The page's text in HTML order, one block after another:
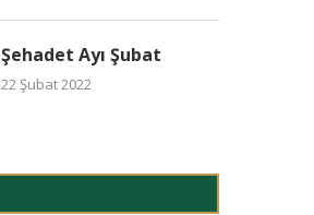
Şehadet Ayı Şubat
22 Şubat 2022